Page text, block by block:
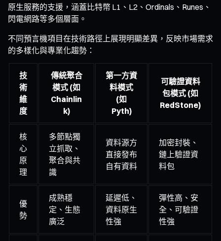
原生服務的支援，涵蓋比特幣 L1、L2、Ordinals、Runes、
閃電網路等多個層面。
不同預言機項目在技術路徑上展現明顯差異，反映市場需求
的多樣化與專業化趨勢：
技
術
維
度
傳統聚合
模式 (如
Chainlin
k)
第一方資
料模式
(如
Pyth)
可驗證資料
包模式 (如
RedStone)
核
心
原
理
多節點獨
立抓取、
聚合與共
識
資料源方
直接發布
自有資料
加密封裝、
鏈上驗證資
料包
優
勢
成熟穩
定、生態
廣泛
延遲低、
資料原生
性強
彈性高、安
全、可驗證
性強